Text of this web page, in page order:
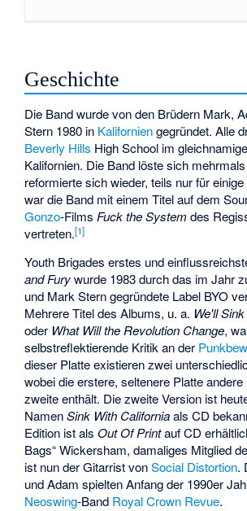
Geschichte
Die Band wurde von den Brüdern Mark,
Stern 1980 in Kaliforniengegründet. Alle
Beverly Hills High School im
Kalifornien. Die Band löste sich
reformierte sich wieder, teils nur für
war die Band mit einem Titel auf dem
Gonzo-FilmsFuck the System des
vertreten.[1]
Youth Brigades erstes und
and Furywurde 1983 durch das im Jahr
und Mark Stern gegründete Label BYO
Mehrere Titel des Albums, u. a. We'll
oder What Will the Revolution Change,
selbstreflektierende Kritik an der
dieser Platte existieren zwei
wobei die erstere, seltenere Platte
zweite enthält. Die zweite Version ist
NamenSink With Californiaals CD
Edition ist alsOut Of Printauf CD
Bags“ Wickersham, damaliges Mitglied
ist nun der Gitarrist vonSocial Distortion.
und Adam spielten Anfang der 1990er
Neoswing-Band Royal Crown Revue.